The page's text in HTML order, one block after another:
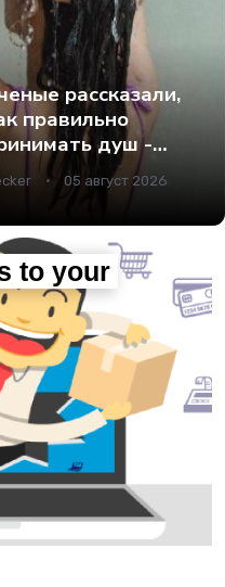
рассказали,
правильно
душ -
05 август 2026
to your